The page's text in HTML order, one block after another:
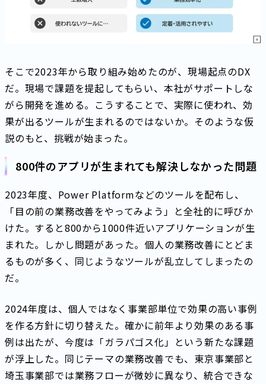
そこで2023年から取り組み始めたのが、現場起点のDX
だ。現場で課題を提起してもらい、本社がサポートしな
がら開発を進める。こうすることで、実際に使われ、効
果が出るツールが生まれるのではないか。そのような仮
説のもと、挑戦が始まった。
800件のアプリが生まれても解決しなかった問題
2023年度、Power Platformなどのツールを配布し、
「目の前の業務改善をやってみよう」と全社的に呼びか
けた。すると800から1000件近いアプリケーションが生
まれた。しかし問題があった。個人の業務改善にとどま
るものが多く、同じようなツールが乱立してしまったの
だ。
2024年度は、個人ではなく事業部単位で効果の高い事例
を作る方針に切り替えた。確かに前年より効果のある事
例は出たが、今度は「ガラパゴス化」という新たな課題
が浮上した。同じテーマの業務改善でも、東京事業部と
埼玉事業部では業務フローが微妙に異なり、統合できな